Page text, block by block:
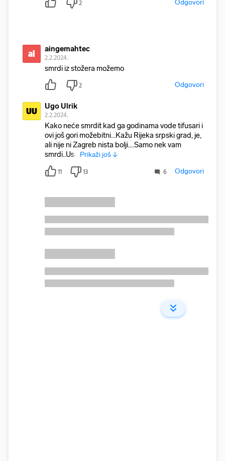
2 Odgovori
ai aingemahtec
2.2.2024.
smrdi iz stožera možemo
2 Odgovori
UU Ugo Ulrik
2.2.2024.
Kako neće smrdit kad ga godinama vode tifusari i
ovi još gori možebitni...Kažu Rijeka srpski grad, je,
ali nije ni Zagreb nista bolji....Samo nek vam
smrdi..Usa Prikaži još ↓
11 13 6 Odgovori